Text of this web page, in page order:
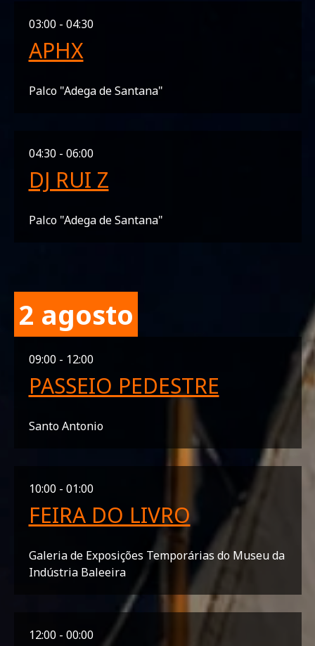
APHX
03:00 - 04:30
Palco "Adega de Santana"
DJ RUI Z
04:30 - 06:00
Palco "Adega de Santana"
2 agosto
PASSEIO PEDESTRE
09:00 - 12:00
Santo Antonio
FEIRA DO LIVRO
10:00 - 01:00
Galeria de Exposições Temporárias do Museu da
Indústria Baleeira
12:00 - 00:00